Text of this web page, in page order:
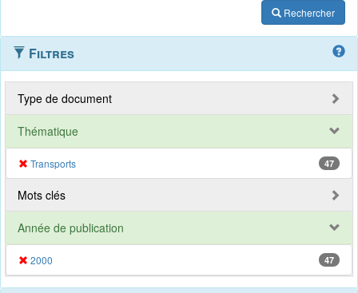
Rechercher
Filtres
Type de document
Thématique
Transports 47
Mots clés
Année de publication
2000 47